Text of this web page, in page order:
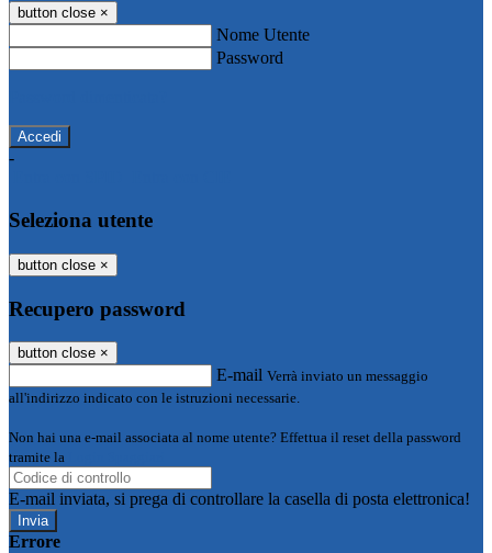
button close ×
Nome Utente
Password
-
Seleziona utente
button close ×
Recupero password
button close ×
E-mail Verrà inviato un messaggio
all'indirizzo indicato con le istruzioni necessarie.
Non hai una e-mail associata al nome utente? Effettua il reset della password
tramite la
E-mail inviata, si prega di controllare la casella di posta elettronica!
Errore